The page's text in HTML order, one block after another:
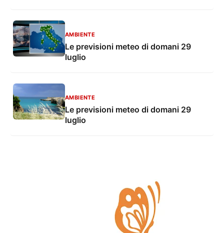
AMBIENTE
Le previsioni meteo di domani 29
luglio
AMBIENTE
Le previsioni meteo di domani 29
luglio